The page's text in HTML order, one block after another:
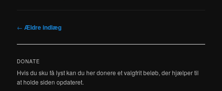
Indlægsnavigation
← Ældre indlæg
DONATE
Hvis du sku få lyst kan du her donere et valgfrit beløb, der hjælper til
at holde siden opdateret.